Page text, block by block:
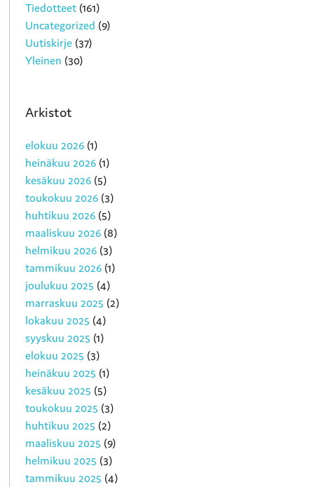
Tiedotteet (161)
Uncategorized (9)
Uutiskirje (37)
Yleinen (30)
Arkistot
elokuu 2026 (1)
heinäkuu 2026 (1)
kesäkuu 2026 (5)
toukokuu 2026 (3)
huhtikuu 2026 (5)
maaliskuu 2026 (8)
helmikuu 2026 (3)
tammikuu 2026 (1)
joulukuu 2025 (4)
marraskuu 2025 (2)
lokakuu 2025 (4)
syyskuu 2025 (1)
elokuu 2025 (3)
heinäkuu 2025 (1)
kesäkuu 2025 (5)
toukokuu 2025 (3)
huhtikuu 2025 (2)
maaliskuu 2025 (9)
helmikuu 2025 (3)
tammikuu 2025 (4)